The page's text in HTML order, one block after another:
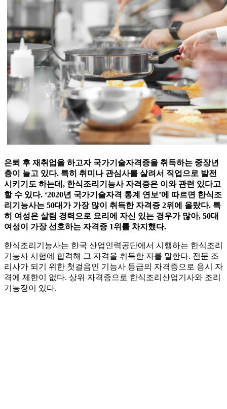
은퇴 후 재취업을 하고자 국가기술자격증을 취득하는 중장년
층이 늘고 있다. 특히 취미나 관심사를 살려서 직업으로 발전
시키기도 하는데, 한식조리기능사 자격증은 이와 관련 있다고
할 수 있다. ‘2020년 국가기술자격 통계 연보’에 따르면 한식조
리기능사는 50대가 가장 많이 취득한 자격증 2위에 올랐다. 특
히 여성은 살림 경력으로 요리에 자신 있는 경우가 많아, 50대
여성이 가장 선호하는 자격증 1위를 차지했다.
한식조리기능사는 한국 산업인력공단에서 시행하는 한식조리
기능사 시험에 합격해 그 자격을 취득한 자를 말한다. 전문 조
리사가 되기 위한 첫걸음인 기능사 등급의 자격증으로 응시 자
격에 제한이 없다. 상위 자격증으로 한식조리산업기사와 조리
기능장이 있다.